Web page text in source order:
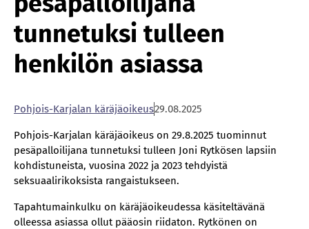
tunnetuksi tulleen
henkilön asiassa
Poh­jois-Kar­ja­lan kä­rä­jä­oi­keus29.08.2025
Pohjois-Karjalan käräjäoikeus on 29.8.2025 tuominnut
pesäpalloilijana tunnetuksi tulleen Joni Rytkösen lapsiin
kohdistuneista, vuosina 2022 ja 2023 tehdyistä
seksuaalirikoksista rangaistukseen.
Tapahtumainkulku on käräjäoikeudessa käsiteltävänä
olleessa asiassa ollut pääosin riidaton. Rytkönen on